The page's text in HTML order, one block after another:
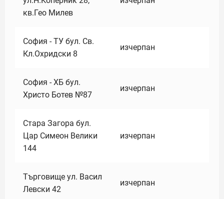
кв.Гео Милев
София - ТУ бул. Св.
Кл.Охридски 8
изчерпан
София - ХБ бул.
Христо Ботев №87
изчерпан
Стара Загора бул.
Цар Симеон Велики
144
изчерпан
Търговище ул. Васил
Левски 42
изчерпан